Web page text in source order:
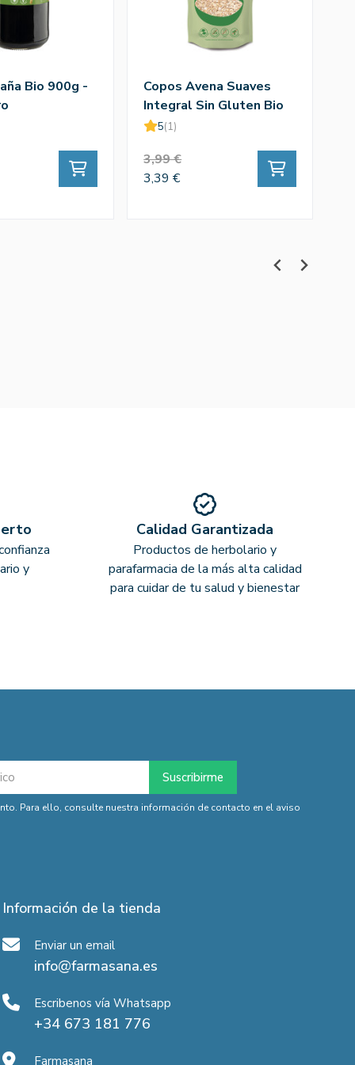
Bio 900g -
Copos Avena Suaves
Integral Sin Gluten Bio
500g - El Granero
5(1)
3,99 €
3,39 €
y
Calidad Garantizada
Productos de herbolario y
parafarmacia de la más alta calidad
para cuidar de tu salud y bienestar
Para ello, consulte nuestra información de contacto en el aviso
Información de la tienda
Enviar un email
info@farmasana.es
Escribenos vía Whatsapp
+34 673 181 776
Farmasana